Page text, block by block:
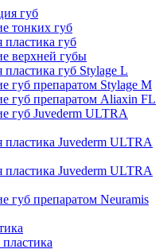
губ
тонких губ
пластика губ
верхней губы
пластика губ Stylage L
губ препаратом Stylage M
губ препаратом Aliaxin FL
губ Juvederm ULTRA
пластика Juvederm ULTRA
пластика Juvederm ULTRA
губ препаратом Neuramis